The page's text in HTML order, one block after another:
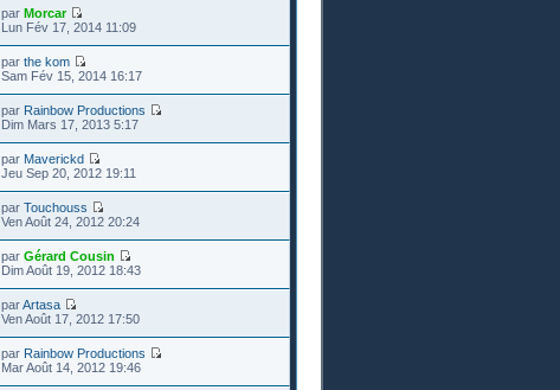
par Morcar
Lun Fév 17, 2014 11:09
par the kom
Sam Fév 15, 2014 16:17
par Rainbow Productions
Dim Mars 17, 2013 5:17
par Maverickd
Jeu Sep 20, 2012 19:11
par Touchouss
Ven Août 24, 2012 20:24
par Gérard Cousin
Dim Août 19, 2012 18:43
parArtasa
Ven Août 17, 2012 17:50
par Rainbow Productions
Mar Août 14, 2012 19:46